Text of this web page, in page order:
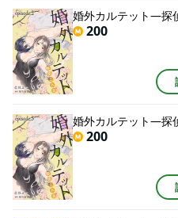
婚外カルテット―探
200
婚外カルテット―探
200